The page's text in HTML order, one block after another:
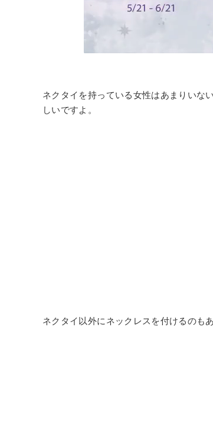
ネクタイを持っている女性はあまりいな
しいですよ。
ネクタイ以外にネックレスを付けるのもあ